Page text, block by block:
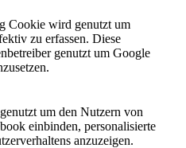
Cookie wird genutzt um
zu erfassen. Diese
genutzt um Google
um den Nutzern von
einbinden, personalisierte
anzuzeigen.